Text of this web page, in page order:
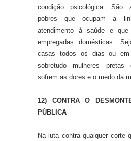
condição psicológica. São
pobres que ocupam a
atendimento à saúde e
empregadas domésticas.
casas todos os dias ou em
sobretudo mulheres
sofrem as dores e o medo da
12) CONTRA O
PÚBLICA
Na luta contra qualquer corte